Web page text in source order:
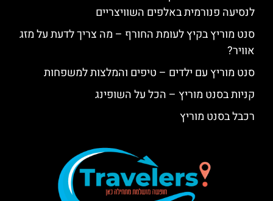
לנסיעה פנורמית באלפים השוויצריים
סנט מוריץ בקיץ לעומת החורף – מה צריך לדעת על מזג
אוויר?
סנט מוריץ עם ילדים – טיפים והמלצות למשפחות
קניות בסנט מוריץ – הכל על השופינג
רכבל בסנט מוריץ